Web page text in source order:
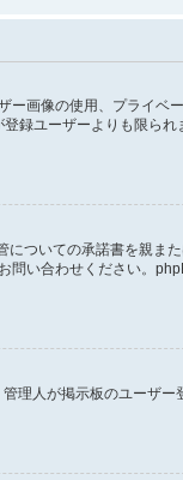
画像の使用、プライベ
録ユーザーよりも限ら
ついての承諾書を親ま
問い合わせください。
理人が掲示板のユーザー